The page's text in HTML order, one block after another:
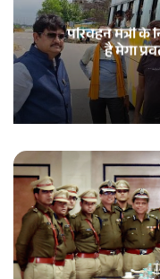
परिवहन मंत्री के
है मेगा